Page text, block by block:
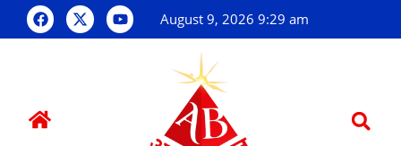
August 9, 2026 9:29 am